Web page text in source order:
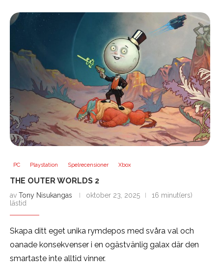
PC Playstation Spelrecensioner Xbox
THE OUTER WORLDS 2
av Tony Nisukangas oktober 23, 2025
16 minut(ers)
lästid
Skapa ditt eget unika rymdepos med svåra val och
oanade konsekvenser i en ogästvänlig galax där den
smartaste inte alltid vinner.